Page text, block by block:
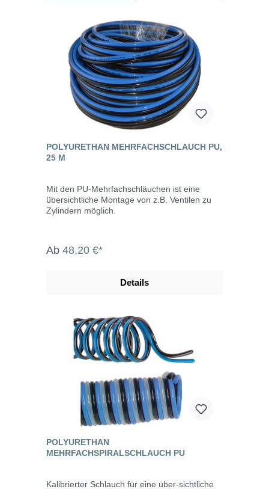
POLYURETHAN MEHRFACHSCHLAUCH PU,
25 M
Mit den PU-Mehrfachschläuchen ist eine
übersichtliche Montage von z.B. Ventilen zu
Zylindern möglich.
Ab 48,20 €*
Details
POLYURETHAN
MEHRFACHSPIRALSCHLAUCH PU
Kalibrierter Schlauch für eine über-sichtliche